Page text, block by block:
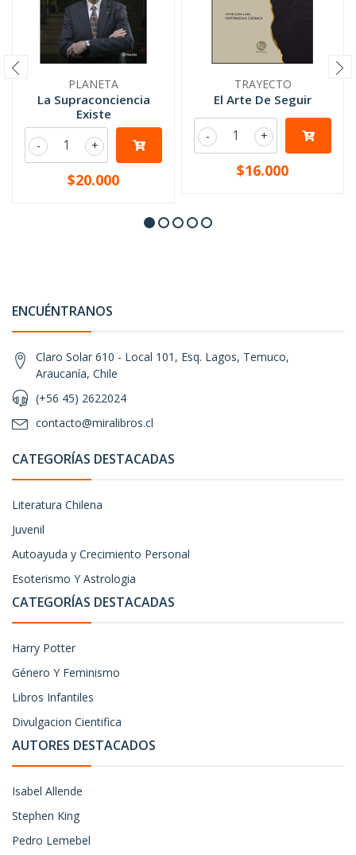
PLANETA
La Supraconciencia
Existe
+
-
$20.000
TRAYECTO
El Arte De Seguir
+
-
$16.000
ENCUÉNTRANOS
Claro Solar 610 - Local 101, Esq. Lagos, Temuco,
Araucanía, Chile
(+56 45) 2622024
contacto@miralibros.cl
CATEGORÍAS DESTACADAS
Literatura Chilena
Juvenil
Autoayuda y Crecimiento Personal
Esoterismo Y Astrologia
CATEGORÍAS DESTACADAS
Harry Potter
Género Y Feminismo
Libros Infantiles
Divulgacion Cientifica
AUTORES DESTACADOS
Isabel Allende
Stephen King
Pedro Lemebel